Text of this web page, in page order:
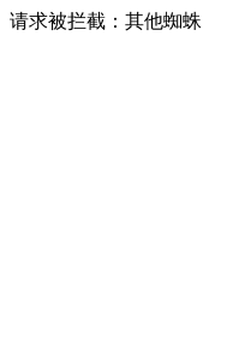
请求被拦截：其他蜘蛛